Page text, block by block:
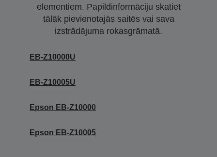
elementiem. Papildinformāciju skatiet
tālāk pievienotajās saitēs vai sava
izstrādājuma rokasgrāmatā.
EB-Z10000U
EB-Z10005U
Epson EB-Z10000
Epson EB-Z10005